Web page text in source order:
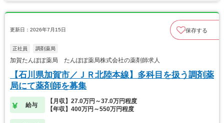
更新日：2026年7月15日 保存する
正社員 調剤薬局
加賀たんぽぽ薬局 たんぽぽ薬局株式会社の薬剤師求人
【石川県加賀市／ＪＲ北陸本線】多科目を扱う調剤薬
局にて薬剤師を募集
給与
【月収】27.0万円～37.0万円程度
【年収】400万円～550万円程度